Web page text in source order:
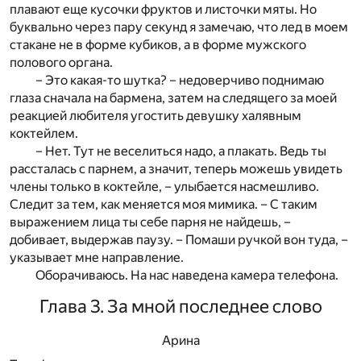
плавают еще кусочки фруктов и листочки мяты. Но
буквально через пару секунд я замечаю, что лед в моем
стакане не в форме кубиков, а в форме мужского
полового органа.
– Это какая-то шутка? – недоверчиво поднимаю
глаза сначала на бармена, затем на следящего за моей
реакцией любителя угостить девушку халявным
коктейлем.
– Нет. Тут не веселиться надо, а плакать. Ведь ты
рассталась с парнем, а значит, теперь можешь увидеть
члены только в коктейле, – улыбается насмешливо.
Следит за тем, как меняется моя мимика. – С таким
выражением лица ты себе парня не найдешь, –
добивает, выдержав паузу. – Помаши ручкой вон туда, –
указывает мне направление.
Оборачиваюсь. На нас наведена камера телефона.
Глава 3. За мной последнее слово
Арина